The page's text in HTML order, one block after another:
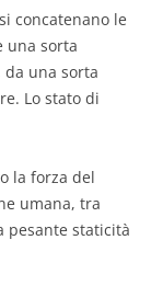
concatenano le
una sorta
da una sorta
Lo stato di
la forza del
umana, tra
pesante staticità